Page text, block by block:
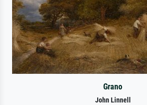
Grano
John Linnell